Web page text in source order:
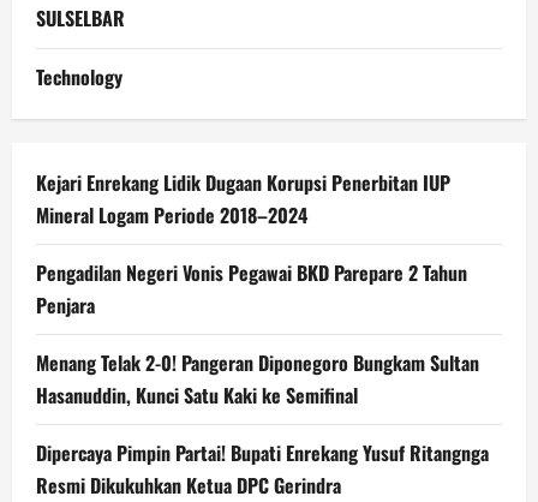
SULSELBAR
Technology
Kejari Enrekang Lidik Dugaan Korupsi Penerbitan IUP
Mineral Logam Periode 2018–2024
Pengadilan Negeri Vonis Pegawai BKD Parepare 2 Tahun
Penjara
Menang Telak 2-0! Pangeran Diponegoro Bungkam Sultan
Hasanuddin, Kunci Satu Kaki ke Semifinal
Dipercaya Pimpin Partai! Bupati Enrekang Yusuf Ritangnga
Resmi Dikukuhkan Ketua DPC Gerindra